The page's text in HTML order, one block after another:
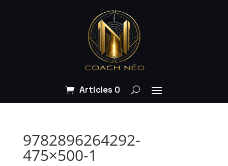
Articles 0
9782896264292-
475×500-1